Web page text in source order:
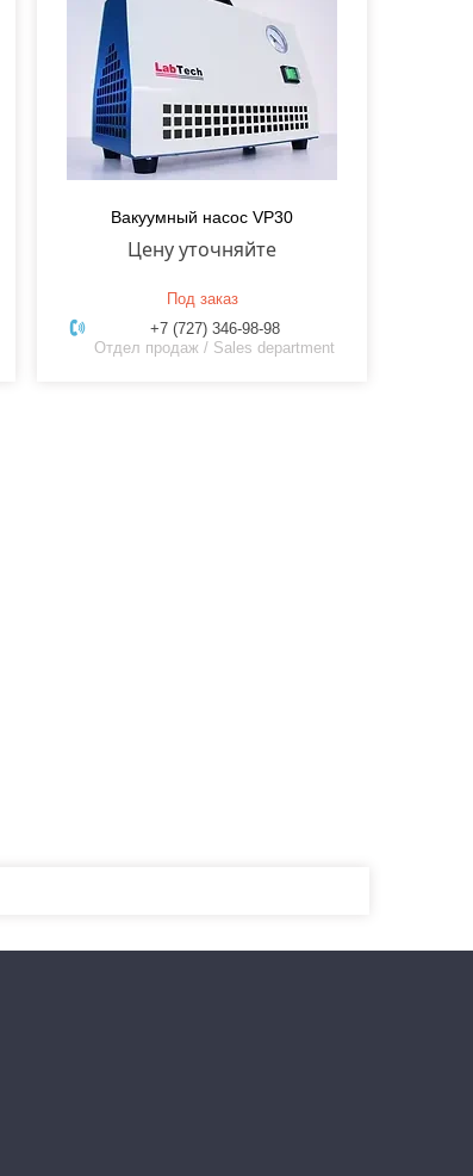
Вакуумный насос VP30
Цену уточняйте
Под заказ
+7 (727) 346-98-98
Отдел продаж / Sales department